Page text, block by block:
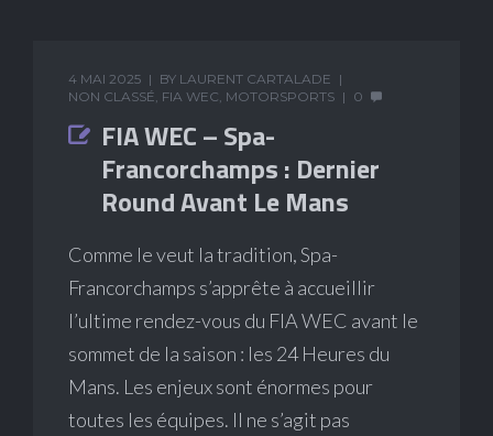
4 MAI 2025 BY LAURENT CARTALADE
NON CLASSÉ, FIA WEC, MOTORSPORTS 0
FIA WEC – Spa-
Francorchamps : Dernier
Round Avant Le Mans
Comme le veut la tradition, Spa-
Francorchamps s’apprête à accueillir
l’ultime rendez-vous du FIA WEC avant le
sommet de la saison : les 24 Heures du
Mans. Les enjeux sont énormes pour
toutes les équipes. Il ne s’agit pas